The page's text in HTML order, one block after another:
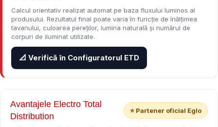
Calcul orientativ realizat automat pe baza fluxului luminos al
produsului. Rezultatul final poate varia în funcție de înălțimea
tavanului, culoarea pereților, lumina naturală și numărul de
corpuri de iluminat utilizate.
📐 Verifică în Configuratorul ETD
Avantajele Electro Total
Distribution
⭐ Partener oficial Eglo